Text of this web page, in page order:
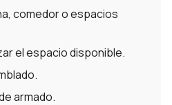
comedor o espacios
el espacio disponible.
armado.